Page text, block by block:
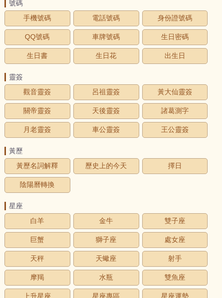
號碼
手機號碼
電話號碼 身份證號碼
QQ號碼 車牌號碼 生日密碼
生日書 生日花 出生日
靈簽
觀音靈簽
呂祖靈簽 黃大仙靈簽
關帝靈簽 天後靈簽 諸葛測字
月老靈簽 車公靈簽 王公靈簽
黃歷
黃歷名詞解釋
歷史上的今天 擇日
陰陽曆轉換
星座
白羊
金牛 雙子座
巨蟹 獅子座 處女座
天秤 天蠍座 射手
摩羯 水瓶 雙魚座
上升星座 星座專區 星座運勢